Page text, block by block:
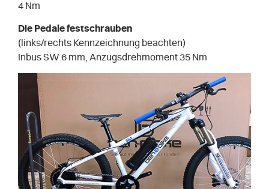
4 Nm
Die Pedale festschrauben
(links/rechts Kennzeichnung beachten)
Inbus SW 6 mm, Anzugsdrehmoment 35 Nm